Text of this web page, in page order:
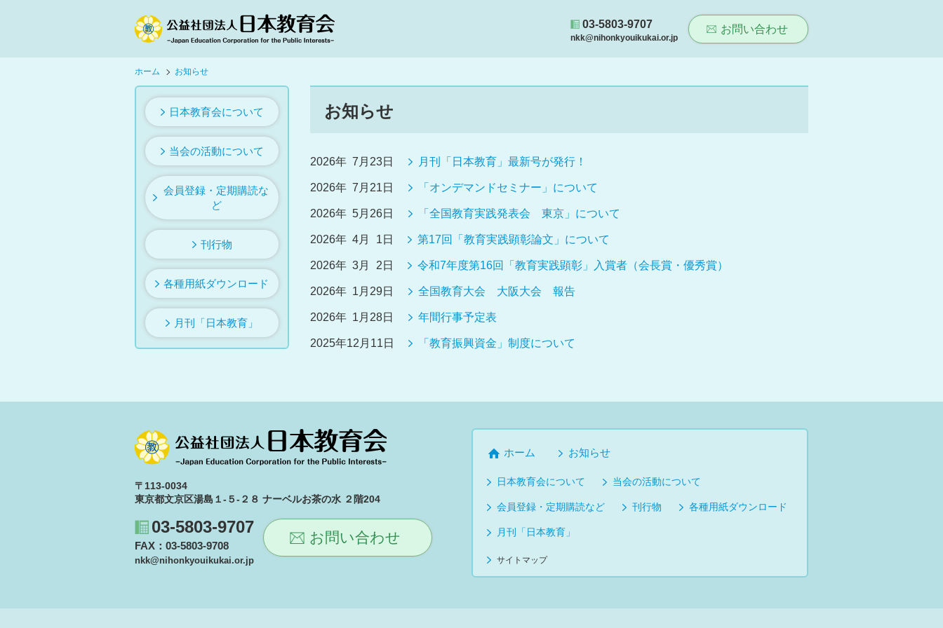
03-5803-9707
nkk@nihonkyouikukai.or.jp
お問い合わせ
ホーム お知らせ
お知らせ
2026年 7月23日 月刊「日本教育」最新号が発行！
2026年 7月21日 「オンデマンドセミナー」について
2026年 5月26日 「全国教育実践発表会 東京」について
2026年 4月 1日 第17回「教育実践顕彰論文」について
2026年 3月 2日 令和7年度第16回「教育実践顕彰」入賞者（会長賞・優秀賞）
2026年 1月29日 全国教育大会 大阪大会 報告
2026年 1月28日 年間行事予定表
2025年12月11日 「教育振興資金」制度について
日本教育会について
当会の活動について
会員登録・定期購読な
ど
刊行物
各種用紙ダウンロード
月刊「日本教育」
〒113-0034
東京都文京区湯島１-５-２８ ナーベルお茶の水 ２階204
03-5803-9707
FAX：03-5803-9708
nkk@nihonkyouikukai.or.jp
お問い合わせ
ホーム お知らせ
日本教育会について 当会の活動について
会員登録・定期購読など 刊行物 各種用紙ダウンロード
月刊「日本教育」
サイトマップ